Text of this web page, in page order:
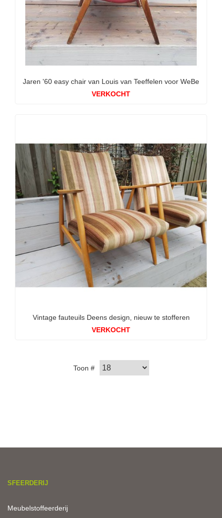
Jaren '60 easy chair van Louis van Teeffelen voor WeBe
VERKOCHT
Vintage fauteuils Deens design, nieuw te stofferen
VERKOCHT
Toon #
SFEERDERIJ
Meubelstoffeerderij